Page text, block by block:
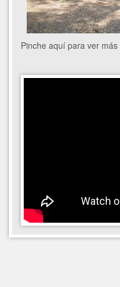
Pinche aquí para ver más